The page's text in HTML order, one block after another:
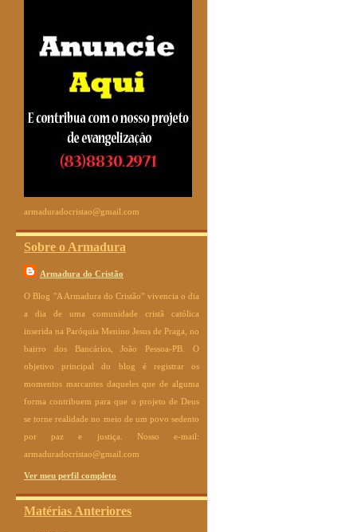
armaduradocristao@gmail.com
Sobre o Armadura
Armadura do Cristão
O Blog "A Armadura do Cristão" vivencia o dia
a dia de uma comunidade cristã católica
inserida na Paróquia Menino Jesus de Praga, no
bairro dos Bancários, João Pessoa-PB. O
objetivo principal do blog é registrar os
momentos marcantes daqueles que de alguma
forma contribuem para que o projeto de Deus
se torne realidade no meio de um povo sedento
por paz e justiça. Nosso e-mail:
armaduradocristao@gmail.com
Ver meu perfil completo
Matérias Anteriores